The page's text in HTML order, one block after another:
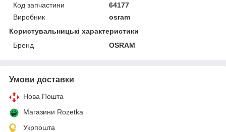
Код запчастини
64177
Виробник
osram
Користувальницькі характеристики
Бренд
OSRAM
Умови доставки
Нова Пошта
Магазини Rozetka
Укрпошта